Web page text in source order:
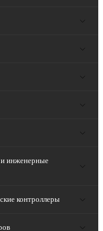
инженерные
контроллеры